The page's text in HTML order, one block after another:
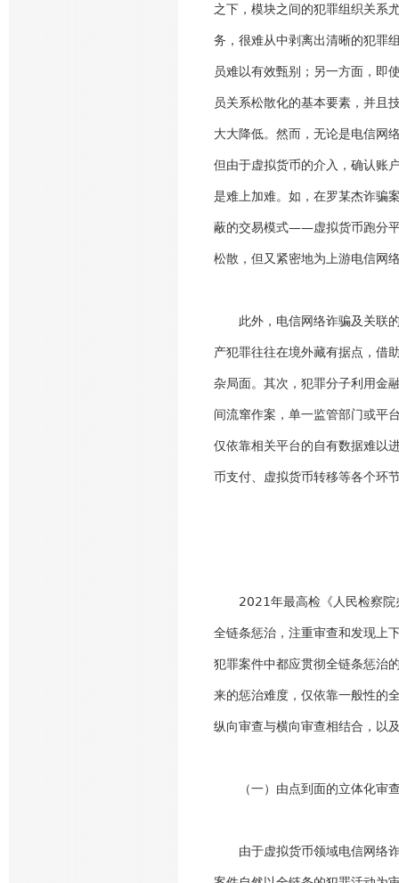
之下，模块之间的犯罪组织关系
务，很难从中剥离出清晰的犯罪
员难以有效甄别；另一方面，即
员关系松散化的基本要素，并且
大大降低。然而，无论是电信网
但由于虚拟货币的介入，确认账
是难上加难。如，在罗某杰诈骗
蔽的交易模式——虚拟货币跑分平
松散，但又紧密地为上游电信网
此外，电信网络诈骗及关联
产犯罪往往在境外藏有据点，借
杂局面。其次，犯罪分子利用金
间流窜作案，单一监管部门或平
仅依靠相关平台的自有数据难以
币支付、虚拟货币转移等各个环
2021年最高检《人民检察院
全链条惩治，注重审查和发现上
犯罪案件中都应贯彻全链条惩治
来的惩治难度，仅依靠一般性的
纵向审查与横向审查相结合，以
（一）由点到面的立体化审
由于虚拟货币领域电信网络